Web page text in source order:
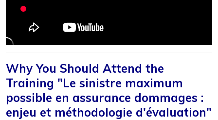
Why You Should Attend the
Training "Le sinistre maximum
possible en assurance dommages :
enjeu et méthodologie d'évaluation"